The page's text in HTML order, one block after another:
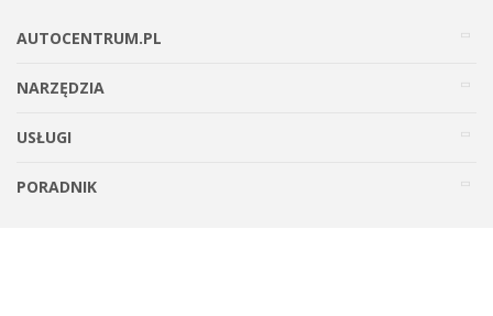
AUTOCENTRUM.PL
NARZĘDZIA
USŁUGI
PORADNIK